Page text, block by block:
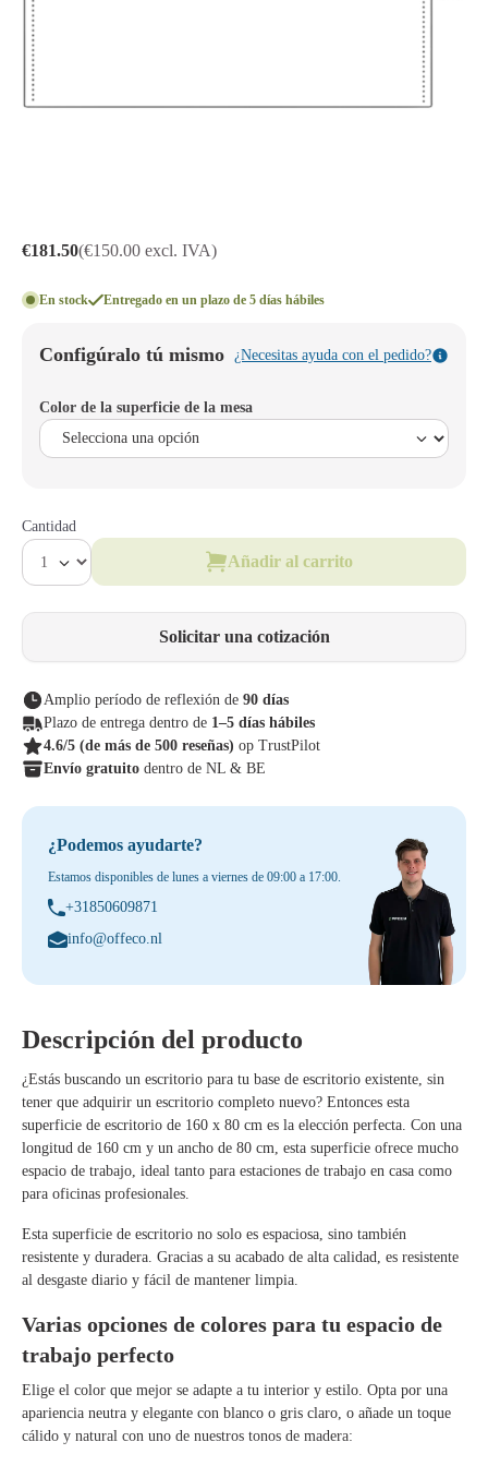
€181.50(€150.00 excl. IVA)
En stock Entregado en un plazo de 5 días hábiles
Configúralo tú mismo ¿Necesitas ayuda con el pedido?
Color de la superficie de la mesa
Cantidad
Añadir al carrito
Solicitar una cotización
Amplio período de reflexión de 90 días
Plazo de entrega dentro de 1–5 días hábiles
4.6/5 (de más de 500 reseñas) op TrustPilot
Envío gratuito dentro de NL & BE
¿Podemos ayudarte?
Estamos disponibles de lunes a viernes de 09:00 a 17:00.
+31850609871
info@offeco.nl
Descripción del producto
¿Estás buscando un escritorio para tu base de escritorio existente, sin
tener que adquirir un escritorio completo nuevo? Entonces esta
superficie de escritorio de 160 x 80 cm es la elección perfecta. Con una
longitud de 160 cm y un ancho de 80 cm, esta superficie ofrece mucho
espacio de trabajo, ideal tanto para estaciones de trabajo en casa como
para oficinas profesionales.
Esta superficie de escritorio no solo es espaciosa, sino también
resistente y duradera. Gracias a su acabado de alta calidad, es resistente
al desgaste diario y fácil de mantener limpia.
Varias opciones de colores para tu espacio de
trabajo perfecto
Elige el color que mejor se adapte a tu interior y estilo. Opta por una
apariencia neutra y elegante con blanco o gris claro, o añade un toque
cálido y natural con uno de nuestros tonos de madera: